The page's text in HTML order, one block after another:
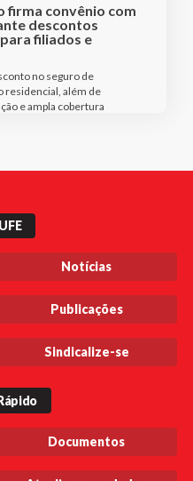
firma convênio com
descontos
filiados e
no seguro de
residencial, além de
e ampla cobertura
Notícias
Publicações
Sindicalize-se
Documentos